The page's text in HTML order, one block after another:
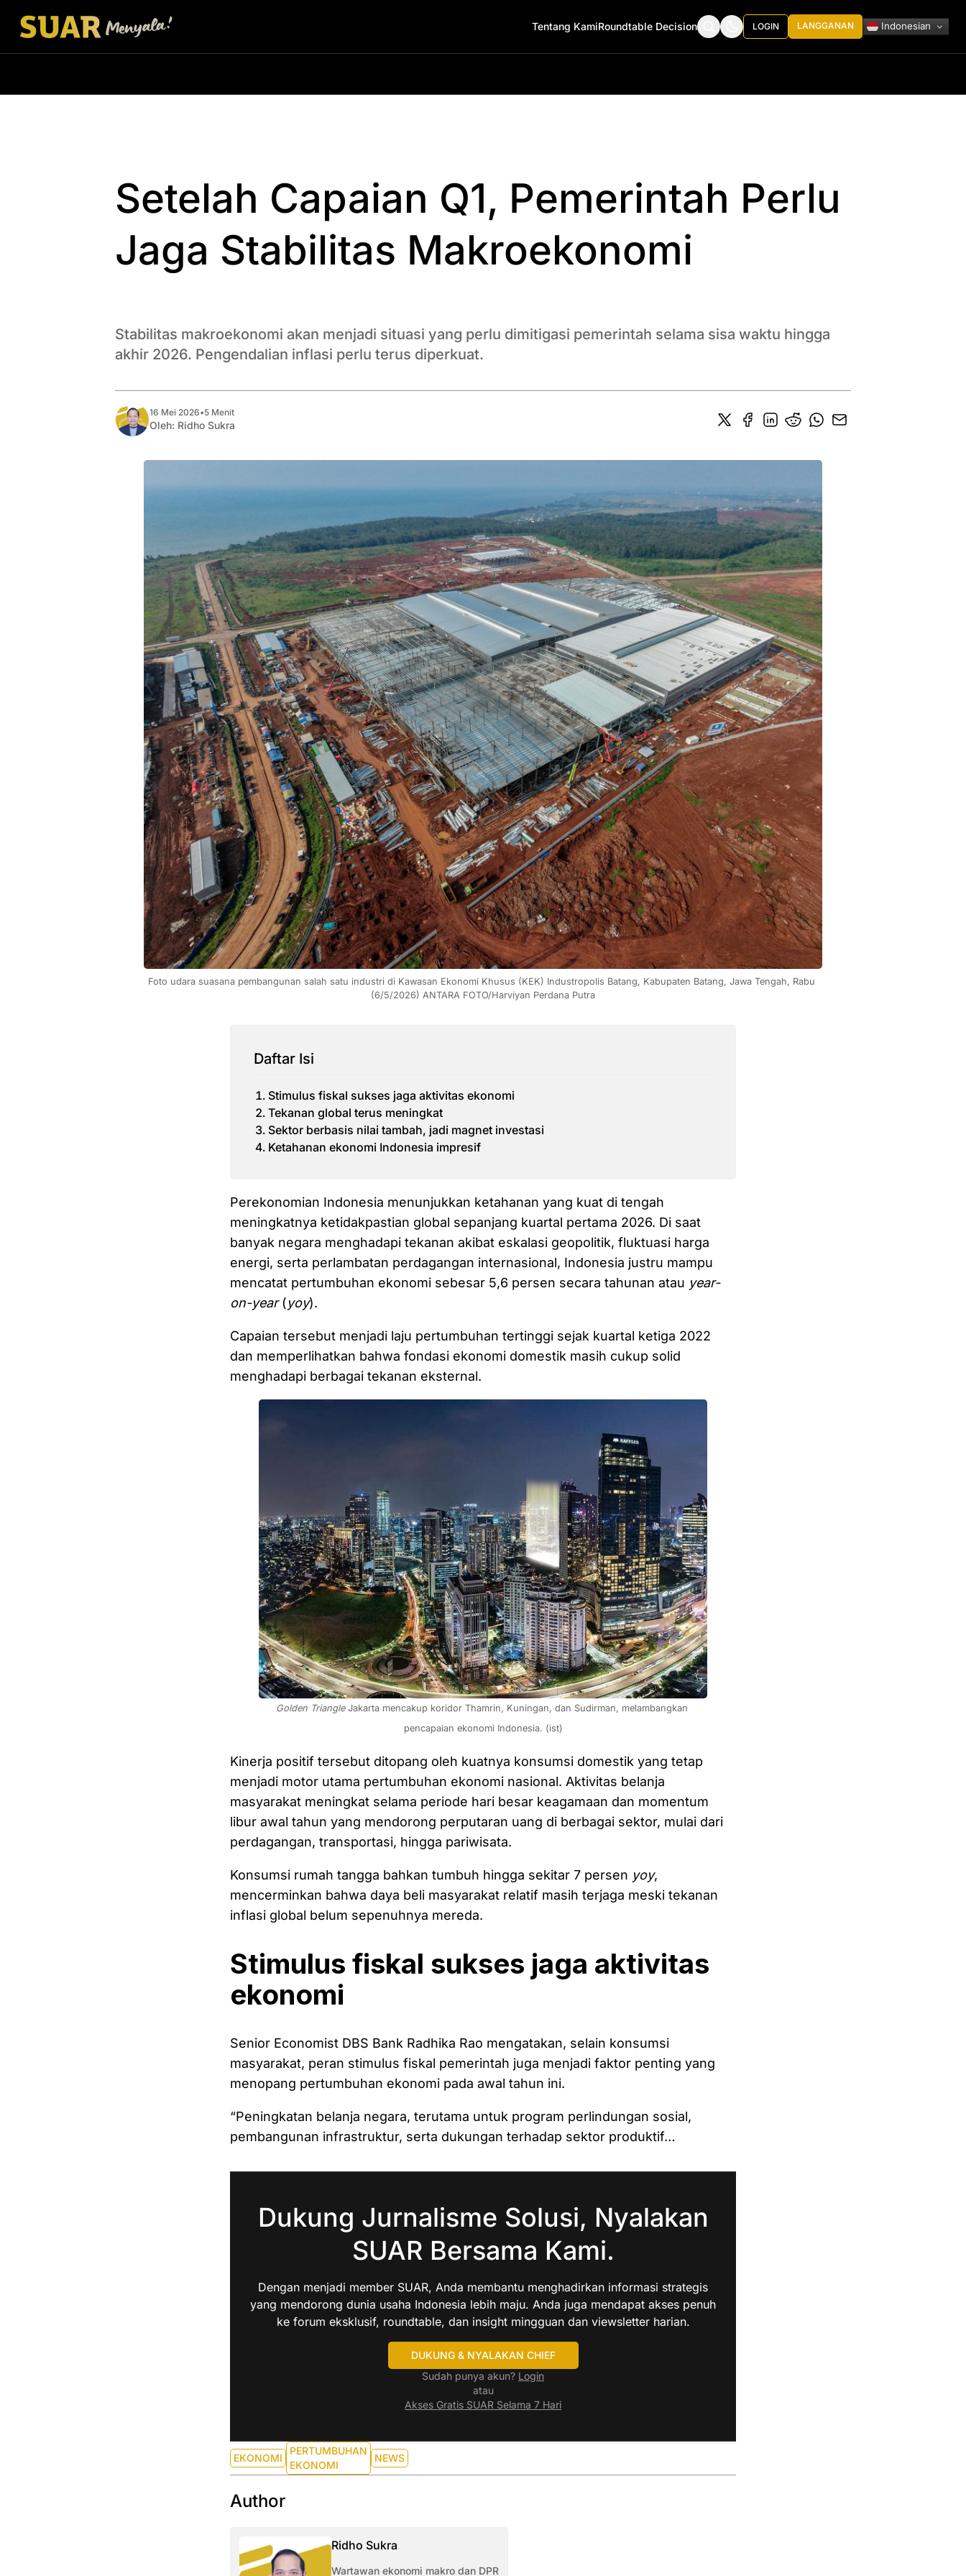
Tentang KamiRoundtable Decision LOGIN LANGGANAN Indonesian
Setelah Capaian Q1, Pemerintah Perlu
Jaga Stabilitas Makroekonomi
Stabilitas makroekonomi akan menjadi situasi yang perlu dimitigasi pemerintah selama sisa waktu hingga
akhir 2026. Pengendalian inflasi perlu terus diperkuat.
16 Mei 2026•5 Menit
Oleh: Ridho Sukra
Foto udara suasana pembangunan salah satu industri di Kawasan Ekonomi Khusus (KEK) Industropolis Batang, Kabupaten Batang, Jawa Tengah, Rabu
(6/5/2026) ANTARA FOTO/Harviyan Perdana Putra
Daftar Isi
Stimulus fiskal sukses jaga aktivitas ekonomi
Tekanan global terus meningkat
Sektor berbasis nilai tambah, jadi magnet investasi
Ketahanan ekonomi Indonesia impresif
Perekonomian Indonesia menunjukkan ketahanan yang kuat di tengah
meningkatnya ketidakpastian global sepanjang kuartal pertama 2026. Di saat
banyak negara menghadapi tekanan akibat eskalasi geopolitik, fluktuasi harga
energi, serta perlambatan perdagangan internasional, Indonesia justru mampu
mencatat pertumbuhan ekonomi sebesar 5,6 persen secara tahunan atau year-
on-year(yoy).
Capaian tersebut menjadi laju pertumbuhan tertinggi sejak kuartal ketiga 2022
dan memperlihatkan bahwa fondasi ekonomi domestik masih cukup solid
menghadapi berbagai tekanan eksternal.
Golden Triangle Jakarta mencakup koridor Thamrin, Kuningan, dan Sudirman, melambangkan
pencapaian ekonomi Indonesia. (ist)
Kinerja positif tersebut ditopang oleh kuatnya konsumsi domestik yang tetap
menjadi motor utama pertumbuhan ekonomi nasional. Aktivitas belanja
masyarakat meningkat selama periode hari besar keagamaan dan momentum
libur awal tahun yang mendorong perputaran uang di berbagai sektor, mulai dari
perdagangan, transportasi, hingga pariwisata.
Konsumsi rumah tangga bahkan tumbuh hingga sekitar 7 persen yoy,
mencerminkan bahwa daya beli masyarakat relatif masih terjaga meski tekanan
inflasi global belum sepenuhnya mereda.
Stimulus fiskal sukses jaga aktivitas
ekonomi
Senior Economist DBS Bank Radhika Rao mengatakan, selain konsumsi
masyarakat, peran stimulus fiskal pemerintah juga menjadi faktor penting yang
menopang pertumbuhan ekonomi pada awal tahun ini.
“Peningkatan belanja negara, terutama untuk program perlindungan sosial,
pembangunan infrastruktur, serta dukungan terhadap sektor produktif…
Dukung Jurnalisme Solusi, Nyalakan
SUAR Bersama Kami.
Dengan menjadi member SUAR, Anda membantu menghadirkan informasi strategis
yang mendorong dunia usaha Indonesia lebih maju. Anda juga mendapat akses penuh
ke forum eksklusif, roundtable, dan insight mingguan dan viewsletter harian.
DUKUNG & NYALAKAN CHIEF
Sudah punya akun? Login
atau
Akses Gratis SUAR Selama 7 Hari
EKONOMI
PERTUMBUHAN
EKONOMI
NEWS
Author
Ridho Sukra
Wartawan ekonomi makro dan DPR